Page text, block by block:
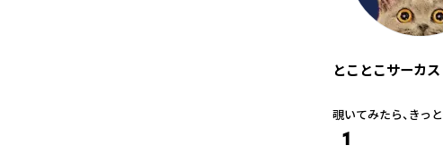
とことこサーカス
覗いてみたら、きっ
1